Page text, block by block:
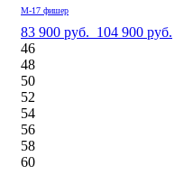
М-17 фишер
83 900 руб. 104 900 руб.
46
48
50
52
54
56
58
60